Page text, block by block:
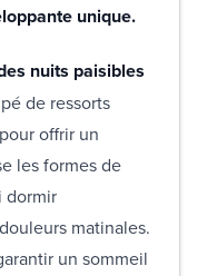
unique.
nuits paisibles
de ressorts
offrir un
les formes de
dormir
matinales.
un sommeil